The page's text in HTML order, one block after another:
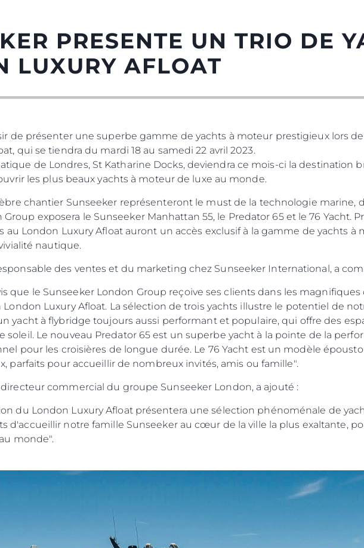
PRESENTE UN TRIO DE
LUXURY AFLOAT
de présenter une superbe gamme de yachts à moteur prestigieux lors
Afloat, qui se tiendra du mardi 18 au samedi 22
de Londres, St Katharine Docks, deviendra ce mois-ci la destination
découvrir les plus beaux yachts à moteur de luxe au
chantier Sunseeker représenteront le must de la technologie marine,
exposera le Sunseeker Manhattan 55, le Predator 65 et le 76 Yacht.
au London Luxury Afloat auront un accès exclusif à la gamme de yachts à
de la convivialité
responsable des ventes et du marketing chez Sunseeker
que le Sunseeker London Group reçoive ses clients dans les magnifiques
London Luxury Afloat. La sélection de trois yachts illustre le potentiel de
yacht à flybridge toujours aussi performant et populaire, qui offre des
soleil. Le nouveau Predator 65 est un superbe yacht à la pointe de la
pour les croisières de longue durée. Le 76 Yacht est un modèle
parfaits pour accueillir de nombreux invités,
directeur commercial du groupe Sunseeker
du London Luxury Afloat présentera une sélection phénoménale de
d'accueillir notre famille Sunseeker au cœur de la ville la plus exaltante,
monde".